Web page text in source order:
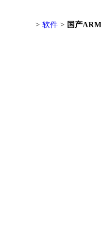
> 软件 > 国产